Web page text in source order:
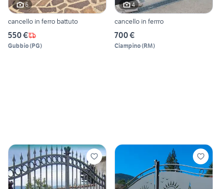
6
cancello in ferro battuto
550 €
Gubbio(PG)
4
cancello in ferrro
700 €
Ciampino(RM)